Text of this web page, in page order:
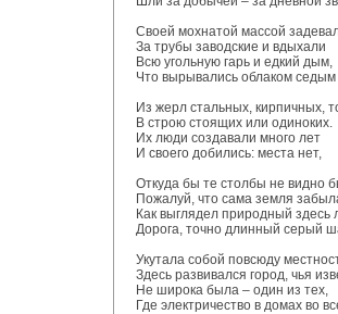
Своей мохнатой массой
За трубы заводские и вдыхали
Всю угольную гарь и едкий дым,
Что вырывались облаком седым
Из жерл стальных, кирпичных,
В строю стоящих или одиноких.
Их люди создавали много лет
И своего добились: места нет,
Откуда бы те столбы не видно
Пожалуй, что сама земля
Как выглядел природный
Дорога, точно длинный серый
Укутала собой повсюду
Здесь развивался город, чья
Не широка была – один из тех,
Где электричество в домах во